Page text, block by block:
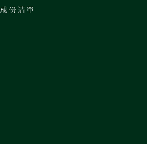
份清單